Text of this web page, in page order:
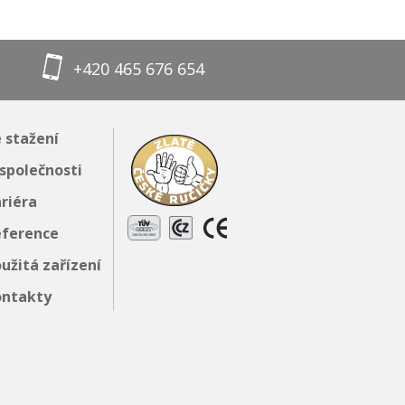
+420 465 676 654
stažení
zařízení